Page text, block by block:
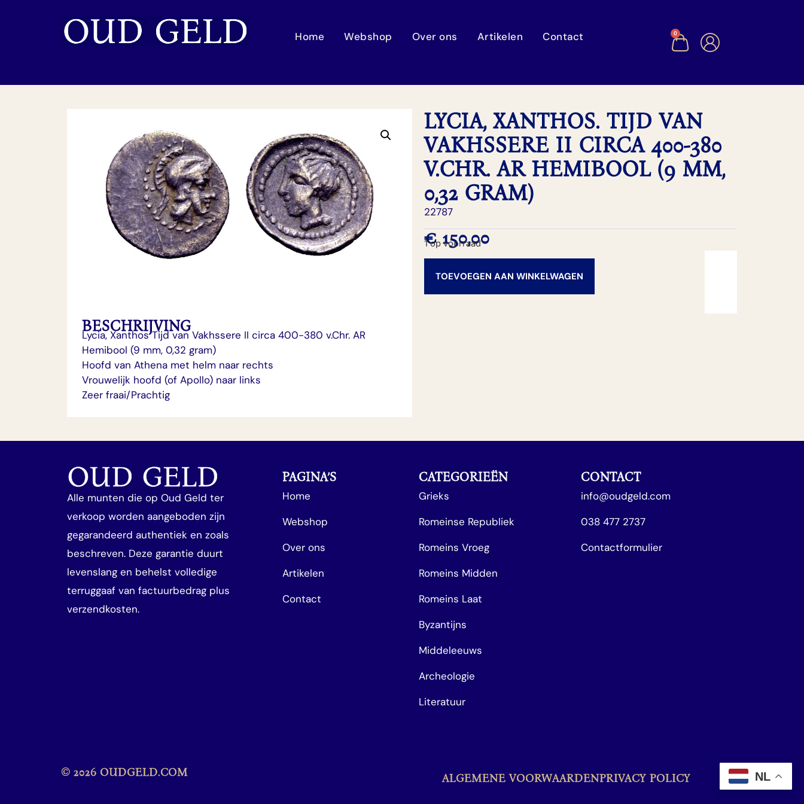
Home Webshop Over ons Artikelen Contact 0
BESCHRIJVING
Lycia, Xanthos Tijd van Vakhssere II circa 400-380 v.Chr. AR
Hemibool (9 mm, 0,32 gram)
Hoofd van Athena met helm naar rechts
Vrouwelijk hoofd (of Apollo) naar links
Zeer fraai/Prachtig
LYCIA, XANTHOS. TIJD VAN
VAKHSSERE II CIRCA 400-380
V.CHR. AR HEMIBOOL (9 MM,
0,32 GRAM)
22787
€150,00
1 op voorraad
TOEVOEGEN AAN WINKELWAGEN
OUD GELD
Alle munten die op Oud Geld ter
verkoop worden aangeboden zijn
gegarandeerd authentiek en zoals
beschreven. Deze garantie duurt
levenslang en behelst volledige
terruggaaf van factuurbedrag plus
verzendkosten.
PAGINA’S
Home
Webshop
Over ons
Artikelen
Contact
CATEGORIEËN
Grieks
Romeinse Republiek
Romeins Vroeg
Romeins Midden
Romeins Laat
Byzantijns
Middeleeuws
Archeologie
Literatuur
CONTACT
info@oudgeld.com
038 477 2737
Contactformulier
© 2026 OUDGELD.COM ALGEMENE VOORWAARDENPRIVACY POLICY NL